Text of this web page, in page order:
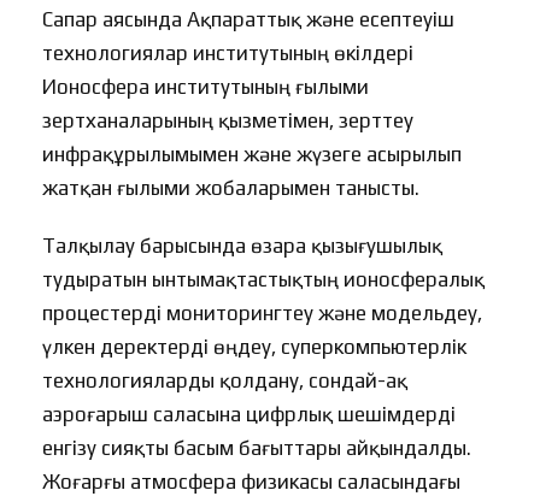
Сапар аясында Ақпараттық және есептеуіш
технологиялар институтының өкілдері
Ионосфера институтының ғылыми
зертханаларының қызметімен, зерттеу
инфрақұрылымымен және жүзеге асырылып
жатқан ғылыми жобаларымен танысты.
Талқылау барысында өзара қызығушылық
тудыратын ынтымақтастықтың ионосфералық
процестерді мониторингтеу және модельдеу,
үлкен деректерді өңдеу, суперкомпьютерлік
технологияларды қолдану, сондай-ақ
аэроғарыш саласына цифрлық шешімдерді
енгізу сияқты басым бағыттары айқындалды.
Жоғарғы атмосфера физикасы саласындағы